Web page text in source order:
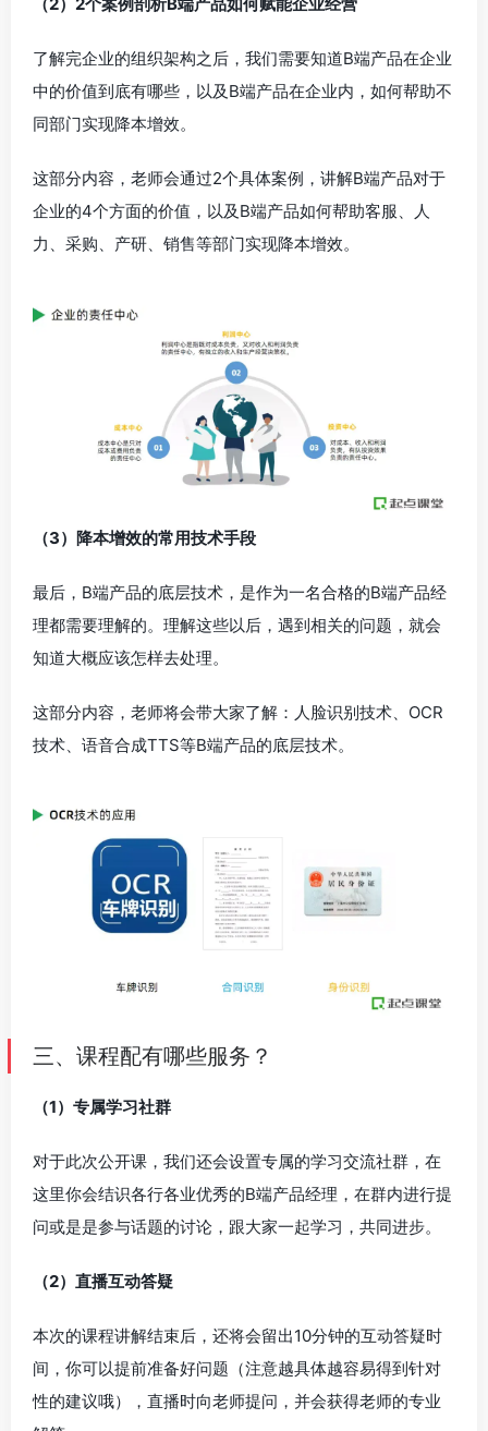
（2）2个案例剖析B端产品如何赋能企业经营
了解完企业的组织架构之后，我们需要知道B端产品在企业
中的价值到底有哪些，以及B端产品在企业内，如何帮助不
同部门实现降本增效。
这部分内容，老师会通过2个具体案例，讲解B端产品对于
企业的4个方面的价值，以及B端产品如何帮助客服、人
力、采购、产研、销售等部门实现降本增效。
（3）降本增效的常用技术手段
最后，B端产品的底层技术，是作为一名合格的B端产品经
理都需要理解的。理解这些以后，遇到相关的问题，就会
知道大概应该怎样去处理。
这部分内容，老师将会带大家了解：人脸识别技术、OCR
技术、语音合成TTS等B端产品的底层技术。
三、课程配有哪些服务？
（1）专属学习社群
对于此次公开课，我们还会设置专属的学习交流社群，在
这里你会结识各行各业优秀的B端产品经理，在群内进行提
问或是是参与话题的讨论，跟大家一起学习，共同进步。
（2）直播互动答疑
本次的课程讲解结束后，还将会留出10分钟的互动答疑时
间，你可以提前准备好问题（注意越具体越容易得到针对
性的建议哦），直播时向老师提问，并会获得老师的专业